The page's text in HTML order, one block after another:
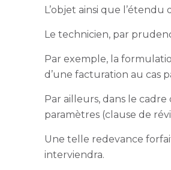
L’objet ainsi que
Le technicien, par
Par exemple, la
d’une facturation au cas
Par ailleurs, dans le
paramètres (clause de
Une telle redevance
interviendra.